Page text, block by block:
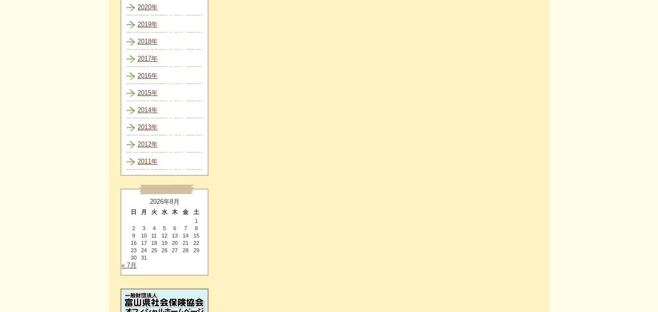
2020年
2019年
2018年
2017年
2016年
2015年
2014年
2013年
2012年
2011年
2026年8月
日 月 火 水 木 金 土
1
2
3 4 5 6 7
8
9
10 11 12 13 14
15
16
17 18 19 20 21
22
23
24 25 26 27 28
29
30
31
« 7月